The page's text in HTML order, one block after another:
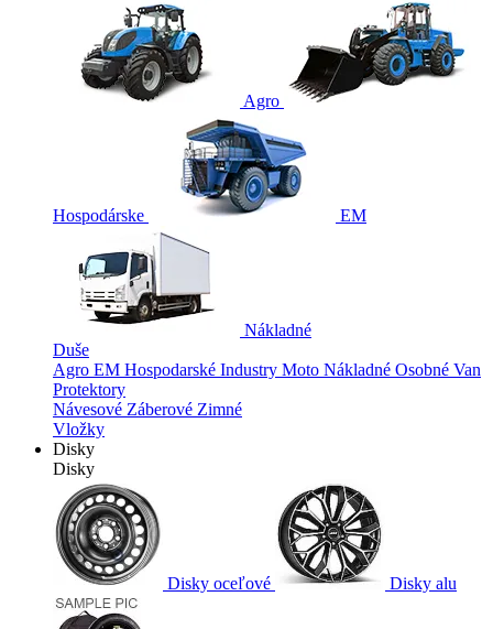
Agro
Hospodárske EM
Nákladné
Duše
Agro EM Hospodarské Industry Moto Nákladné Osobné Van
Protektory
Návesové Záberové Zimné
Vložky
Disky
Disky
Disky oceľové Disky alu